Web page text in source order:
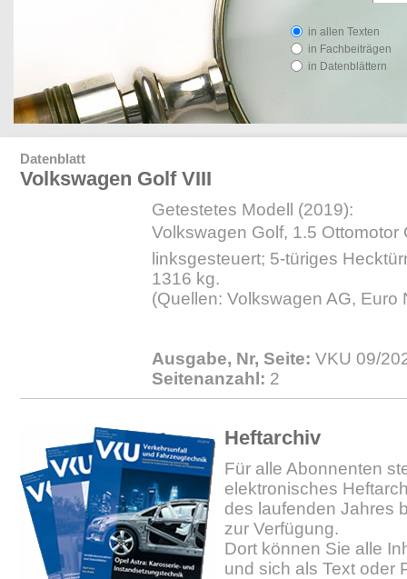
in allen Texten
in Fachbeiträgen
in Datenblättern
Datenblatt
Volkswagen Golf VIII
Getestetes Modell (2019):
Volkswagen Golf, 1.5 Ottomotor
linksgesteuert; 5-türiges
1316 kg.
(Quellen: Volkswagen AG, Euro
Ausgabe, Nr, Seite: VKU 09/
Seitenanzahl: 2
Heftarchiv
Für alle Abonnenten
elektronisches
des laufenden Jahres
zur Verfügung.
Dort können Sie alle
und sich als Text oder